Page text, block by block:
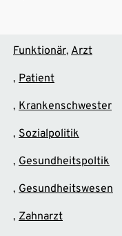
Funktionär Arzt
Patient
Krankenschwester
Sozialpolitik
Gesundheitspoltik
Gesundheitswesen
Zahnarzt